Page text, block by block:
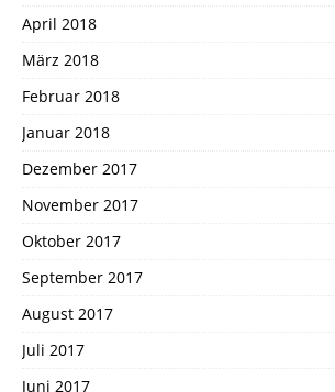
April 2018
März 2018
Februar 2018
Januar 2018
Dezember 2017
November 2017
Oktober 2017
September 2017
August 2017
Juli 2017
Juni 2017